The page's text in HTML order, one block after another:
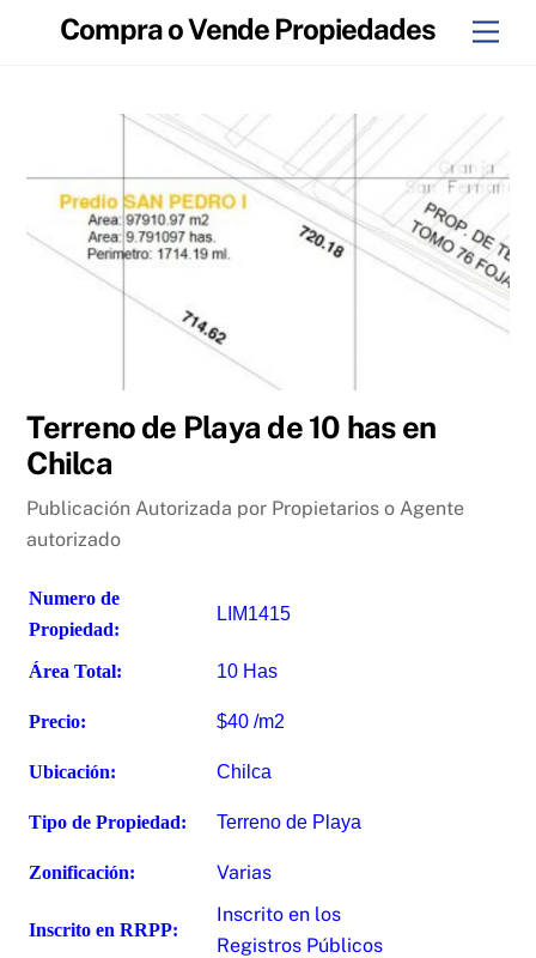
Compra o Vende Propiedades
Terreno de Playa de 10 has en
Chilca
Publicación Autorizada por Propietarios o Agente
autorizado
Numero de
Propiedad:
LIM1415
Área Total: 10 Has
Precio: $40 /m2
Ubicación: Chilca
Tipo de Propiedad: Terreno de Playa
Zonificación: Varias
Inscrito en RRPP:
Inscrito en los
Registros Públicos